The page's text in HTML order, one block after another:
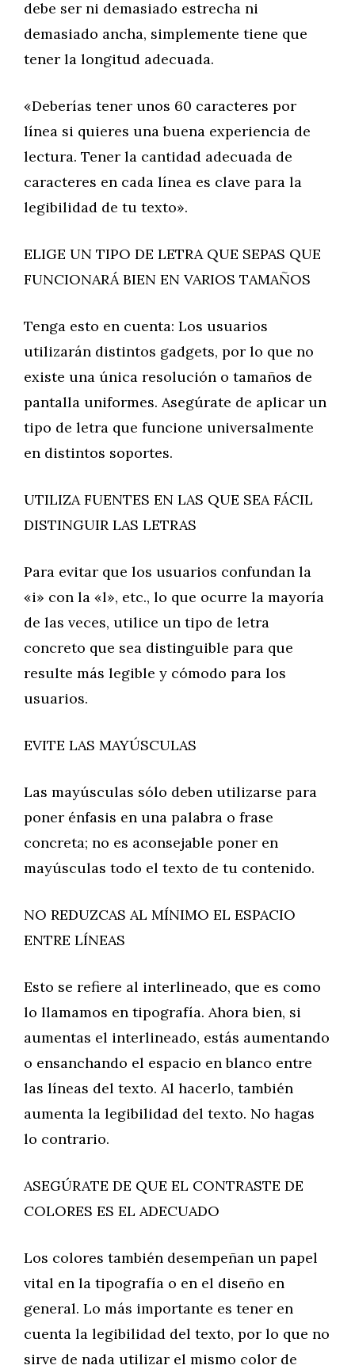
debe ser ni demasiado estrecha ni
demasiado ancha, simplemente tiene que
tener la longitud adecuada.
«Deberías tener unos 60 caracteres por
línea si quieres una buena experiencia de
lectura. Tener la cantidad adecuada de
caracteres en cada línea es clave para la
legibilidad de tu texto».
ELIGE UN TIPO DE LETRA QUE SEPAS QUE
FUNCIONARÁ BIEN EN VARIOS TAMAÑOS
Tenga esto en cuenta: Los usuarios
utilizarán distintos gadgets, por lo que no
existe una única resolución o tamaños de
pantalla uniformes. Asegúrate de aplicar un
tipo de letra que funcione universalmente
en distintos soportes.
UTILIZA FUENTES EN LAS QUE SEA FÁCIL
DISTINGUIR LAS LETRAS
Para evitar que los usuarios confundan la
«i» con la «l», etc., lo que ocurre la mayoría
de las veces, utilice un tipo de letra
concreto que sea distinguible para que
resulte más legible y cómodo para los
usuarios.
EVITE LAS MAYÚSCULAS
Las mayúsculas sólo deben utilizarse para
poner énfasis en una palabra o frase
concreta; no es aconsejable poner en
mayúsculas todo el texto de tu contenido.
NO REDUZCAS AL MÍNIMO EL ESPACIO
ENTRE LÍNEAS
Esto se refiere al interlineado, que es como
lo llamamos en tipografía. Ahora bien, si
aumentas el interlineado, estás aumentando
o ensanchando el espacio en blanco entre
las líneas del texto. Al hacerlo, también
aumenta la legibilidad del texto. No hagas
lo contrario.
ASEGÚRATE DE QUE EL CONTRASTE DE
COLORES ES EL ADECUADO
Los colores también desempeñan un papel
vital en la tipografía o en el diseño en
general. Lo más importante es tener en
cuenta la legibilidad del texto, por lo que no
sirve de nada utilizar el mismo color de